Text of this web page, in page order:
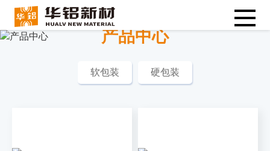
产品中心
软包装 硬包装